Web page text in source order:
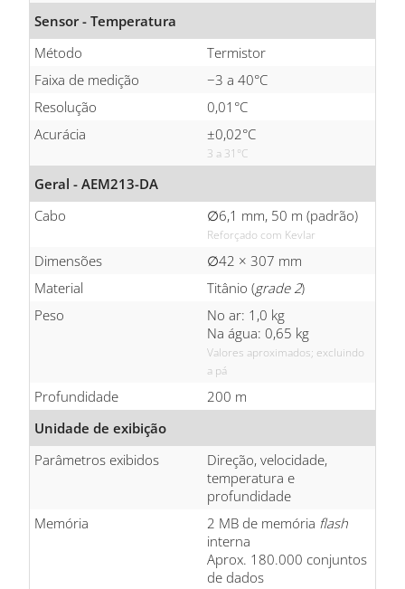
Sensor - Temperatura
Método
Termistor
Faixa de medição
−3 a 40°C
Resolução
0,01°C
Acurácia
±0,02°C
3 a 31°C
Geral - AEM213-DA
Cabo
∅6,1 mm, 50 m (padrão)
Reforçado com Kevlar
Dimensões
∅42 × 307 mm
Material
Titânio (grade 2)
Peso
No ar: 1,0 kg
Na água: 0,65 kg
Valores aproximados; excluindo
a pá
Profundidade
200 m
Unidade de exibição
Parâmetros exibidos
Direção, velocidade,
temperatura e
profundidade
Memória
2 MB de memória flash
interna
Aprox. 180.000 conjuntos
de dados